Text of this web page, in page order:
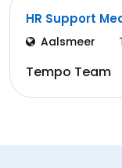
HR Support
Aalsmeer
Tempo Team